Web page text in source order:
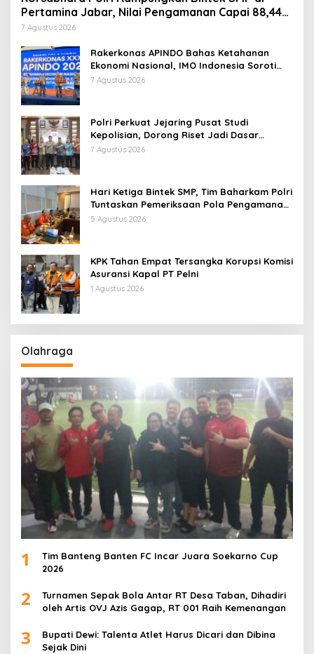
Pertamina Jabar, Nilai Pengamanan Capai 88,44
Persen
7 Agustus 2026
Rakerkonas APINDO Bahas Ketahanan
Ekonomi Nasional, IMO Indonesia Soroti
Pentingnya Kolaborasi Lintas Sektor
7 Agustus 2026
Polri Perkuat Jejaring Pusat Studi
Kepolisian, Dorong Riset Jadi Dasar
Kebijakan dan Inovasi
7 Agustus 2026
Hari Ketiga Bintek SMP, Tim Baharkam Polri
Tuntaskan Pemeriksaan Pola Pengamanan
Pertamina Patra Niaga Jabar
5 Agustus 2026
KPK Tahan Empat Tersangka Korupsi Komisi
Asuransi Kapal PT Pelni
1 Agustus 2026
Olahraga
1
Tim Banteng Banten FC Incar Juara Soekarno Cup
2026
2
Turnamen Sepak Bola Antar RT Desa Taban, Dihadiri
oleh Artis OVJ Azis Gagap, RT 001 Raih Kemenangan
3
Bupati Dewi: Talenta Atlet Harus Dicari dan Dibina
Sejak Dini